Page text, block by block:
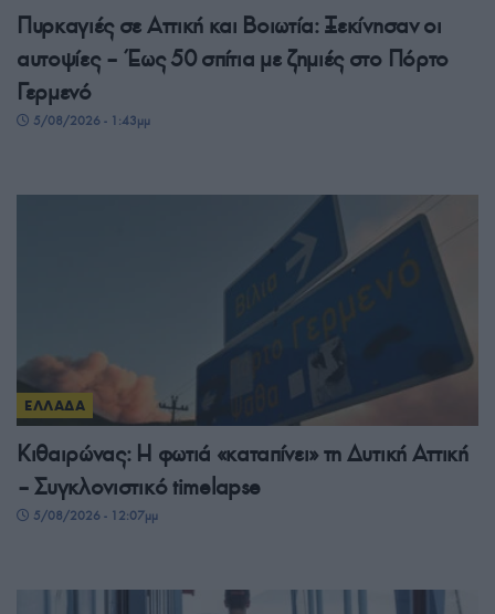
Πυρκαγιές σε Αττική και Βοιωτία: Ξεκίνησαν οι
αυτοψίες – Έως 50 σπίτια με ζημιές στο Πόρτο
Γερμενό
5/08/2026 - 1:43μμ
ΕΛΛΑΔΑ
Κιθαιρώνας: Η φωτιά «καταπίνει» τη Δυτική Αττική
– Συγκλονιστικό timelapse
5/08/2026 - 12:07μμ